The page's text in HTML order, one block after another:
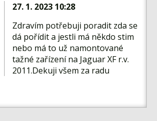
27. 1. 2023 10:28
Zdravím potřebuji poradit zda se
dá pořídit a jestli má někdo stim
nebo má to už namontované
tažné zařízení na Jaguar XF r.v.
2011.Dekuji všem za radu